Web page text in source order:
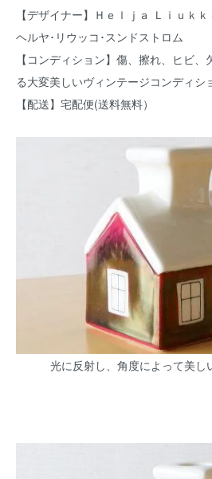
【デザイナー】Ｈｅｌｊａ Ｌｉｕｋ
ヘルヤ･リウッコ･スンドストロム
【コンディション】傷、擦れ、ヒビ
る大変美しいヴィンテージコンディシ
【配送】宅配便(送料無料）
光に反射し、角度によって美し